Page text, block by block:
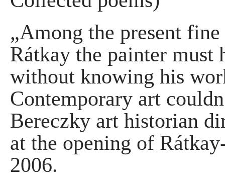
„Among the present fine
Rátkay the painter must
without knowing his
Contemporary art
Bereczky art historian
at the opening of
2006.